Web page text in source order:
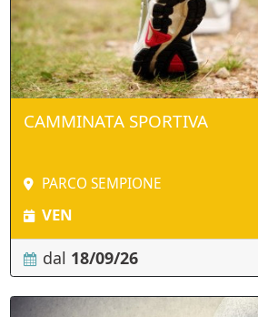
CAMMINATA SPORTIVA
PARCO SEMPIONE
VEN
dal 18/09/26